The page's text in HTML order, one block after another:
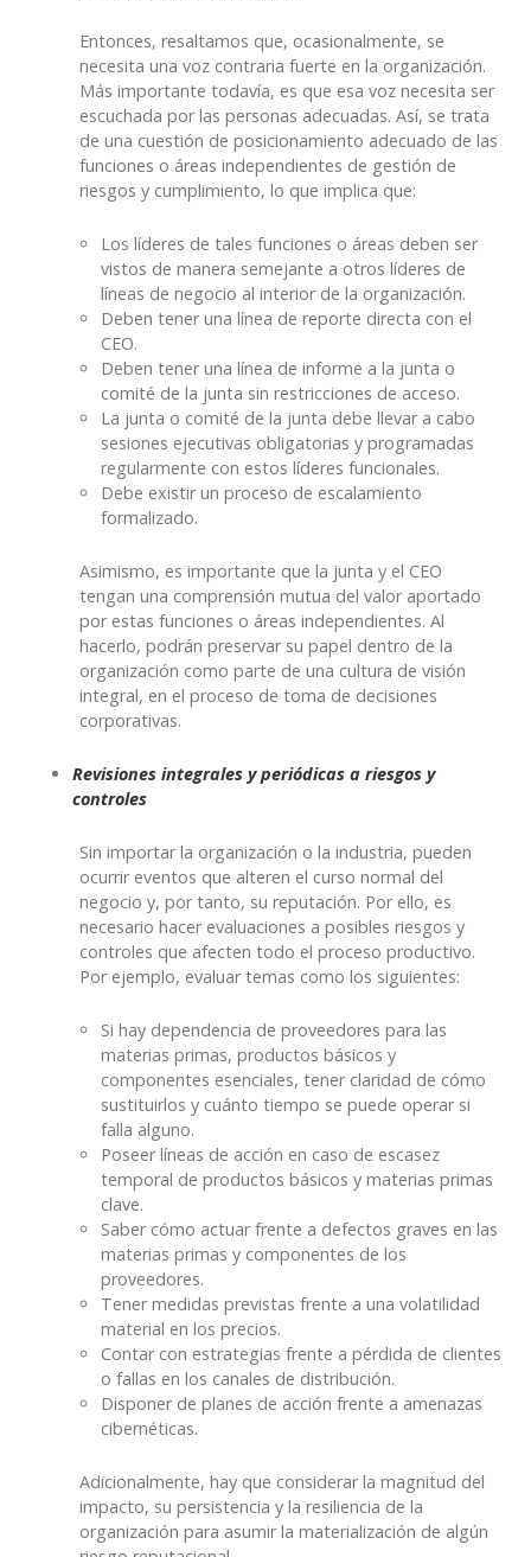
Entonces, resaltamos que, ocasionalmente, se
necesita una voz contraria fuerte en la organización.
Más importante todavía, es que esa voz necesita ser
escuchada por las personas adecuadas. Así, se trata
de una cuestión de posicionamiento adecuado de las
funciones o áreas independientes de gestión de
riesgos y cumplimiento, lo que implica que:
Los líderes de tales funciones o áreas deben ser
vistos de manera semejante a otros líderes de
líneas de negocio al interior de la organización.
Deben tener una línea de reporte directa con el
CEO.
Deben tener una línea de informe a la junta o
comité de la junta sin restricciones de acceso.
La junta o comité de la junta debe llevar a cabo
sesiones ejecutivas obligatorias y programadas
regularmente con estos líderes funcionales.
Debe existir un proceso de escalamiento
formalizado.
Asimismo, es importante que la junta y el CEO
tengan una comprensión mutua del valor aportado
por estas funciones o áreas independientes. Al
hacerlo, podrán preservar su papel dentro de la
organización como parte de una cultura de visión
integral, en el proceso de toma de decisiones
corporativas.
Revisiones integrales y periódicas a riesgos y
controles
Sin importar la organización o la industria, pueden
ocurrir eventos que alteren el curso normal del
negocio y, por tanto, su reputación. Por ello, es
necesario hacer evaluaciones a posibles riesgos y
controles que afecten todo el proceso productivo.
Por ejemplo, evaluar temas como los siguientes:
Si hay dependencia de proveedores para las
materias primas, productos básicos y
componentes esenciales, tener claridad de cómo
sustituirlos y cuánto tiempo se puede operar si
falla alguno.
Poseer líneas de acción en caso de escasez
temporal de productos básicos y materias primas
clave.
Saber cómo actuar frente a defectos graves en las
materias primas y componentes de los
proveedores.
Tener medidas previstas frente a una volatilidad
material en los precios.
Contar con estrategias frente a pérdida de clientes
o fallas en los canales de distribución.
Disponer de planes de acción frente a amenazas
cibernéticas.
Adicionalmente, hay que considerar la magnitud del
impacto, su persistencia y la resiliencia de la
organización para asumir la materialización de algún